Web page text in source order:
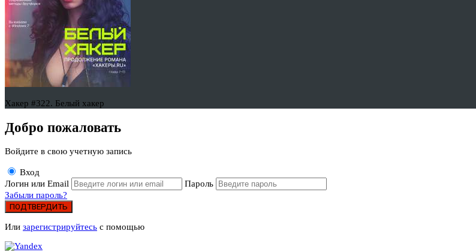
Хакер #322. Белый хакер
Добро пожаловать
Войдите в свою учетную запись
Вход
Логин или Email
Пароль
Забыли пароль?
ПОДТВЕРДИТЬ
Или зарегистрируйтесь с помощью